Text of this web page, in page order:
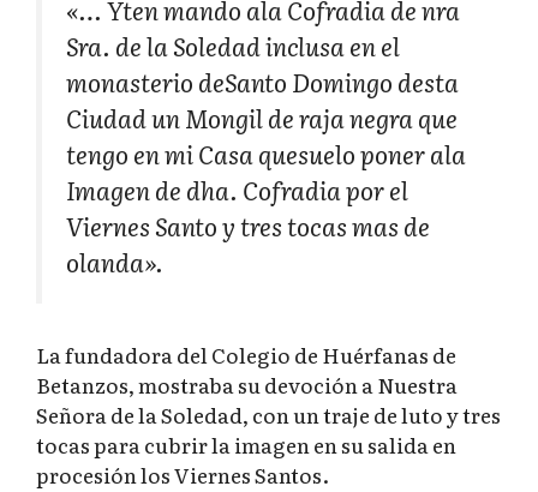
«… Yten mando ala Cofradia de nra
Sra. de la Soledad inclusa en el
monasterio deSanto Domingo desta
Ciudad un Mongil de raja negra que
tengo en mi Casa quesuelo poner ala
Imagen de dha. Cofradia por el
Viernes Santo y tres tocas mas de
olanda».
La fundadora del Colegio de Huérfanas de
Betanzos, mostraba su devoción a Nuestra
Señora de la Soledad, con un traje de luto y tres
tocas para cubrir la imagen en su salida en
procesión los Viernes Santos.